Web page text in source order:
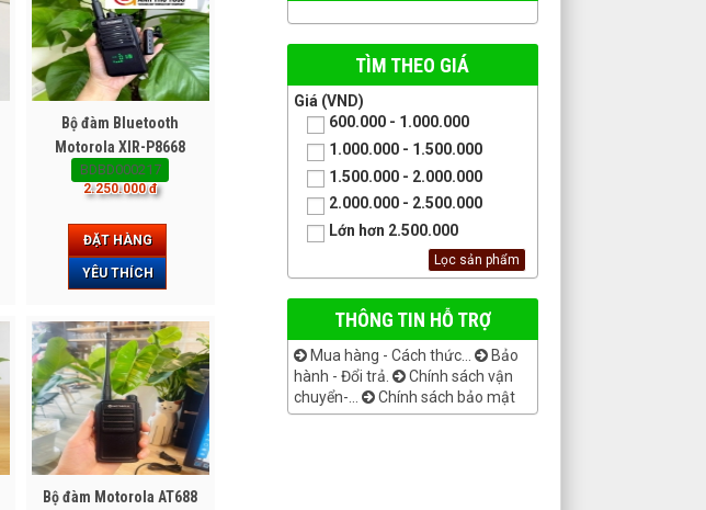
Bộ đàm Bluetooth
Motorola XIR-P8668
Plus
BDBD000217
2.250.000 đ
ĐẶT HÀNG
YÊU THÍCH
Bộ đàm Motorola AT688
TÌM THEO GIÁ
Giá (VND)
600.000 - 1.000.000
1.000.000 - 1.500.000
1.500.000 - 2.000.000
2.000.000 - 2.500.000
Lớn hơn 2.500.000
THÔNG TIN HỖ TRỢ
Mua hàng - Cách thức...
Bảo
hành - Đổi trả.
Chính sách vận
chuyển-...
Chính sách bảo mật